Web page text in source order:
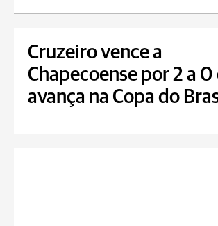
Cruzeiro vence a
Chapecoense por 2 a 0
avança na Copa do